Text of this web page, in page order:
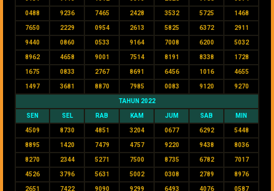
0488 9236 7465 2428 3532 5725 1468
7650 2229 0954 2613 5825 6372 2911
9440 0860 0533 9164 7008 6200 5032
8962 4658 9001 7514 8191 8338 1728
1675 0833 2767 8691 6456 1016 4655
1497 3681 8870 7985 0083 9120 9270
TAHUN 2022
SEN SEL RAB KAM JUM SAB MIN
4509 8730 4851 3204 0677 6292 5448
8895 1420 7479 4757 9220 9438 8036
8270 2344 5271 7500 8735 6782 7017
4526 3796 5631 5002 0308 2789 8976
2651 7422 9090 9299 6493 4076 0587